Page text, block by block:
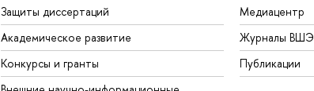
Защиты диссертаций
Академическое развитие
Конкурсы и гранты
Медиацентр
Журналы ВШЭ
Публикации